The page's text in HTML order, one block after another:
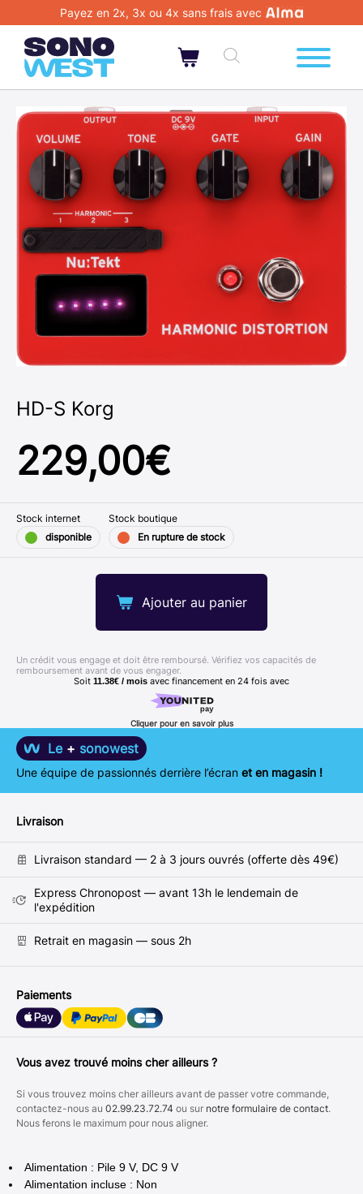
Payez en 2x, 3x ou 4x sans frais avec
HD-S Korg
229,00€
Ajouter au panier
Soit 11.38€ / mois avec financement en 24 fois avec
Cliquer pour en savoir plus
Un crédit vous engage et doit être remboursé. Vérifiez vos capacités de
remboursement avant de vous engager.
Stock internet
disponible
Stock boutique
En rupture de stock
Le + sonowest
Une équipe de passionnés derrière l’écran et en magasin !
Livraison
Livraison standard — 2 à 3 jours ouvrés (offerte dès 49€)
Express Chronopost — avant 13h le lendemain de
l'expédition
Retrait en magasin — sous 2h
Paiements
Vous avez trouvé moins cher ailleurs ?
Si vous trouvez moins cher ailleurs avant de passer votre commande,
contactez-nous au 02.99.23.72.74 ou sur notre formulaire de contact.
Nous ferons le maximum pour nous aligner.
Alimentation : Pile 9 V, DC 9 V
Alimentation incluse : Non